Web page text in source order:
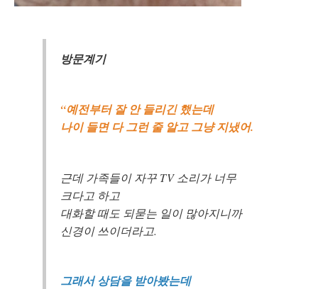
방문계기
“예전부터 잘 안 들리긴 했는데
나이 들면 다 그런 줄 알고 그냥 지냈어.
근데 가족들이 자꾸 TV 소리가 너무
크다고 하고
대화할 때도 되묻는 일이 많아지니까
신경이 쓰이더라고.
그래서 상담을 받아봤는데